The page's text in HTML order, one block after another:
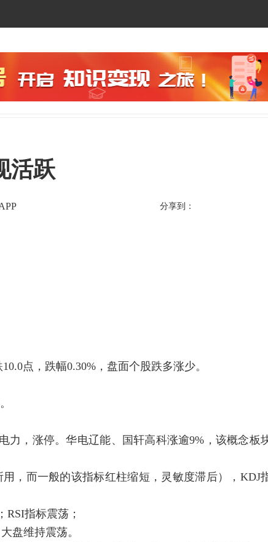
活跃
分享到：
点，跌幅0.30%，盘面个股跌多涨少。
，涨停。华电辽能、国轩高科涨逾9%，该概念板
而一般的该指标红柱缩短，灵敏度滞后），KDJ
指标震荡；
盘维持震荡。